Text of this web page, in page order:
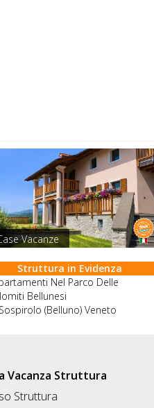
Vacanze
Struttura in Evidenza
Nel Parco Delle
Bellunesi
Sospirolo (Belluno) Veneto
Vacanza Struttura
Struttura